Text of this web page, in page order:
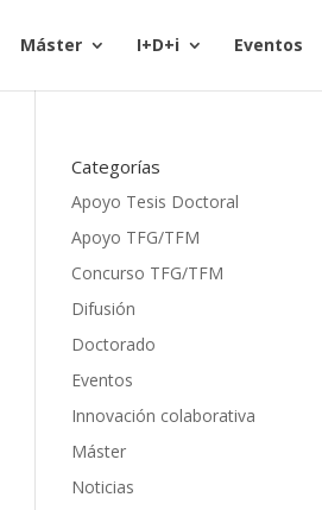
Máster I+D+i Eventos
Categorías
Apoyo Tesis Doctoral
Apoyo TFG/TFM
Concurso TFG/TFM
Difusión
Doctorado
Eventos
Innovación colaborativa
Máster
Noticias